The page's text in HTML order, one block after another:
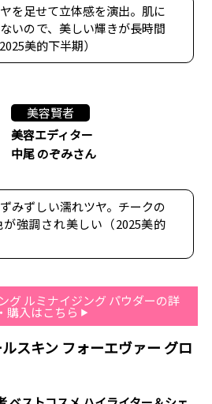
を足せて立体感を演出。肌に
いので、美しい輝きが長時間
美的下半期）
美容賢者
美容エディター
中尾 のぞみさん
みずしい濡れツヤ。チークの
が強調され美しい（2025美的
グ ルミナイジング パウダーの詳
購入はこちら
スキン フォーエヴァー グロ